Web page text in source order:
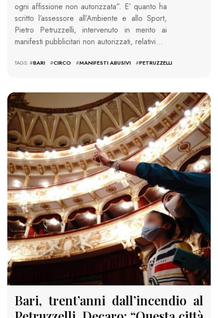
ogni affissione non autorizzata”. E’ quanto ha
scritto l’assessore all’Ambiente e allo Sport,
Pietro Petruzzelli, intervenuto in merito ai
manifesti pubblicitari non autorizzati, relativi…
TAGS: #BARI #CIRCO #MANIFESTI ABUSIVI #PETRUZZELLI
1015 VIEWS
Bari, trent’anni dall’incendio al